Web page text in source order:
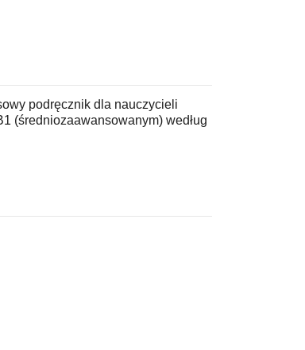
podręcznik dla nauczycieli
(średniozaawansowanym) według